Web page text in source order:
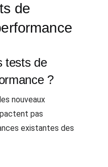
de
tests de
?
nouveaux
pas
existantes des